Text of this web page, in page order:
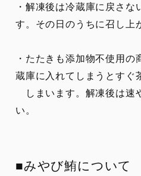
・解凍後は冷蔵庫に戻さな
す。その日のうちに召し上
・たたきも添加物不使用
蔵庫に入れてしまうとすぐ
しまいます。解凍後は速
い。
■みやび鮪について